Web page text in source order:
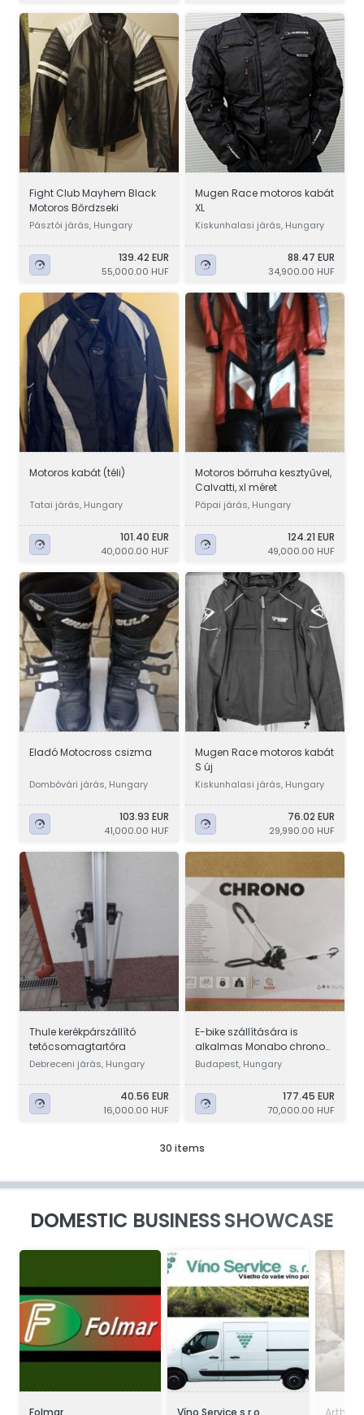
Fight Club Mayhem Black
Motoros Bőrdzseki
Pásztói járás, Hungary
139.42 EUR
55,000.00 HUF
Mugen Race motoros kabát
XL
Kiskunhalasi járás, Hungary
88.47 EUR
34,900.00 HUF
Motoros kabát (téli)
Tatai járás, Hungary
101.40 EUR
40,000.00 HUF
Motoros bőrruha kesztyűvel,
Calvatti, xl méret
Pápai járás, Hungary
124.21 EUR
49,000.00 HUF
Eladó Motocross csizma
Dombóvári járás, Hungary
103.93 EUR
41,000.00 HUF
Mugen Race motoros kabát
S új
Kiskunhalasi járás, Hungary
76.02 EUR
29,990.00 HUF
Thule kerékpárszállító
tetőcsomagtartóra
Debreceni járás, Hungary
40.56 EUR
16,000.00 HUF
E-bike szállítására is
alkalmas Monabo chrono
kerékpártartó
Budapest, Hungary
177.45 EUR
70,000.00 HUF
30 items
DOMESTIC BUSINESS SHOWCASE
Folmar Víno Service s.r.o.